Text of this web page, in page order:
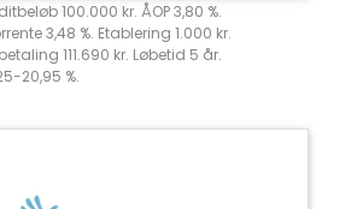
100.000 kr. ÅOP 3,80 %.
3,48 %. Etablering 1.000 kr.
111.690 kr. Løbetid 5 år.
20,95 %.